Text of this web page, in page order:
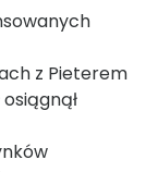
z Pieterem